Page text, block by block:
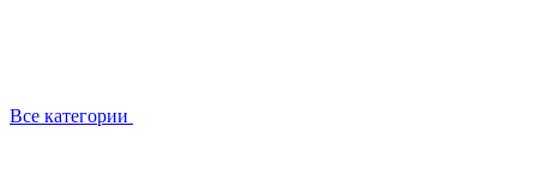
Все категории